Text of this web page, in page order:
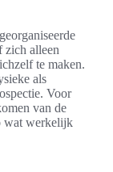
zich alleen
te maken.
als
Voor
van de
wat werkelijk